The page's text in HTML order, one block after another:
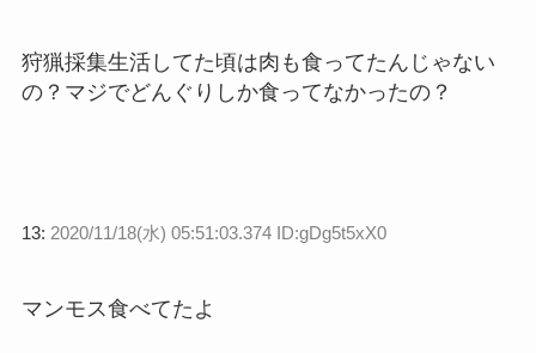
狩猟採集生活してた頃は肉も食ってたんじゃない
の？マジでどんぐりしか食ってなかったの？
13: 2020/11/18(水) 05:51:03.374 ID:gDg5t5xX0
マンモス食べてたよ